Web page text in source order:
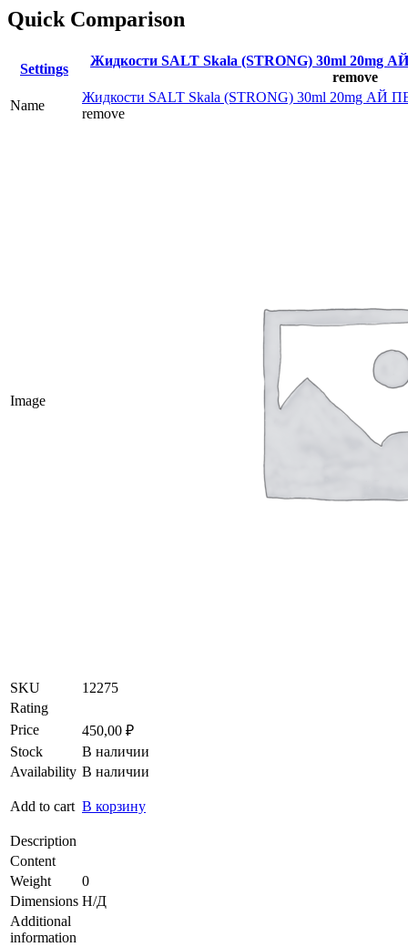
ТАРХУН
количество
Quick Comparison
Settings
Жидкости SALT Skala (STRONG) 30ml
remove
Name
Жидкости SALT Skala (STRONG) 30ml 20mg
remove
Image
SKU
12275
Rating
Price
450,00 ₽
Stock
В наличии
Availability В наличии
Add to cart В корзину
Description
Content
Weight
0
Dimensions Н/Д
Additional
information